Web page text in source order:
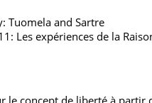
Tuomela and Sartre
Les expériences de la
le concept de liberté à partir